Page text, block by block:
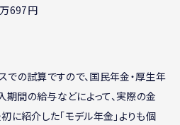
697円
での試算ですので、国民年金・厚生年
間の給与などによって、実際の金
に紹介した「モデル年金」よりも個